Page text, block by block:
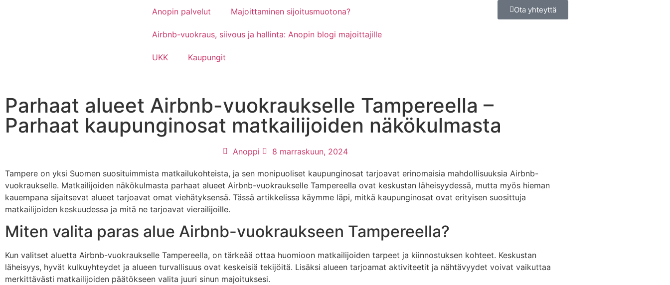
Anopin palvelut Majoittaminen sijoitusmuotona?
Airbnb-vuokraus, siivous ja hallinta: Anopin blogi majoittajille
UKK Kaupungit
Ota yhteyttä
Parhaat alueet Airbnb-vuokraukselle Tampereella –
Parhaat kaupunginosat matkailijoiden näkökulmasta
Anoppi 8 marraskuun, 2024
Tampere on yksi Suomen suosituimmista matkailukohteista, ja sen monipuoliset kaupunginosat tarjoavat erinomaisia mahdollisuuksia Airbnb-
vuokraukselle. Matkailijoiden näkökulmasta parhaat alueet Airbnb-vuokraukselle Tampereella ovat keskustan läheisyydessä, mutta myös hieman
kauempana sijaitsevat alueet tarjoavat omat viehätyksensä. Tässä artikkelissa käymme läpi, mitkä kaupunginosat ovat erityisen suosittuja
matkailijoiden keskuudessa ja mitä ne tarjoavat vierailijoille.
Miten valita paras alue Airbnb-vuokraukseen Tampereella?
Kun valitset aluetta Airbnb-vuokraukselle Tampereella, on tärkeää ottaa huomioon matkailijoiden tarpeet ja kiinnostuksen kohteet. Keskustan
läheisyys, hyvät kulkuyhteydet ja alueen turvallisuus ovat keskeisiä tekijöitä. Lisäksi alueen tarjoamat aktiviteetit ja nähtävyydet voivat vaikuttaa
merkittävästi matkailijoiden päätökseen valita juuri sinun majoituksesi.